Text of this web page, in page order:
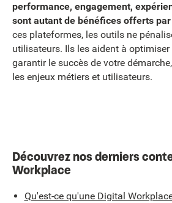
performance, engagement,
sont autant de bénéfices offerts par
ces plateformes, les outils ne
utilisateurs. Ils les aident à
garantir le succès de votre
les enjeux métiers et utilisateurs.
Découvrez nos derniers
Workplace
Qu'est-ce qu'une Digital